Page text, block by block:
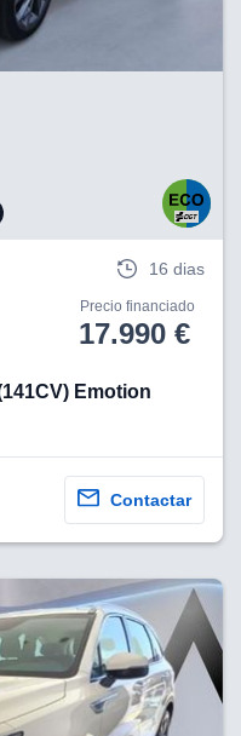
16 dias
Precio financiado
17.990 €
Emotion
Contactar